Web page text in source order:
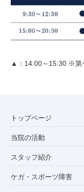
▲：14:00～15:30 ※第
トップページ
当院の活動
スタッフ紹介
ケガ・スポーツ障害